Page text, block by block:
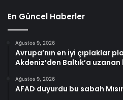
En Güncel Haberler
Ağustos 9, 2026
Avrupa’nın en iyi çıplaklar
Akdeniz’den Baltık’a
Ağustos 9, 2026
AFAD duyurdu bu sabah